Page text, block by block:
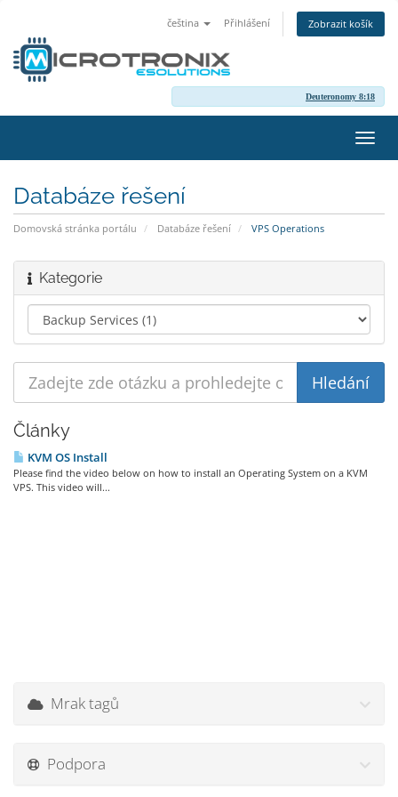
čeština Přihlášení Zobrazit košík
Deuteronomy 8:18
Databáze řešení
Domovská stránka portálu Databáze řešení VPS Operations
Kategorie
Články
KVM OS Install
Please find the video below on how to install an Operating System on a KVM
VPS. This video will...
Mrak tagů
Podpora